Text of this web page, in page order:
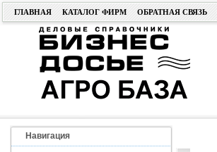
ГЛАВНАЯ КАТАЛОГ ФИРМ ОБРАТНАЯ СВЯЗЬ
Навигация